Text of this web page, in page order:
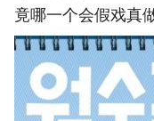
竟哪一个会假戏真